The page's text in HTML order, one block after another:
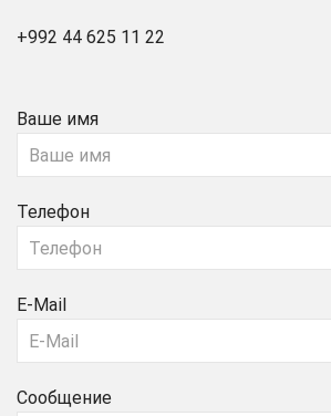
+992 44 625 11 22
Ваше имя
Телефон
E-Mail
Сообщение